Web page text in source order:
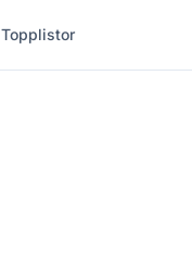
Topplistor